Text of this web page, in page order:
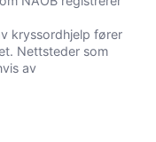
kryssordhjelp fører
Nettsteder som
av